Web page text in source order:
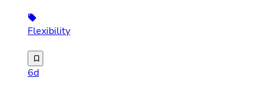
Flexibility
Aurora Omsorg er ett nordnorsk omsorgsselskap. Vi
6d